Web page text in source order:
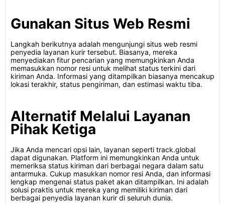
Gunakan Situs Web Resmi
Langkah berikutnya adalah mengunjungi situs web resmi
penyedia layanan kurir tersebut. Biasanya, mereka
menyediakan fitur pencarian yang memungkinkan Anda
memasukkan nomor resi untuk melihat status terkini dari
kiriman Anda. Informasi yang ditampilkan biasanya mencakup
lokasi terakhir, status pengiriman, dan estimasi waktu tiba.
Alternatif Melalui Layanan
Pihak Ketiga
Jika Anda mencari opsi lain, layanan seperti track.global
dapat digunakan. Platform ini memungkinkan Anda untuk
memeriksa status kiriman dari berbagai negara dalam satu
antarmuka. Cukup masukkan nomor resi Anda, dan informasi
lengkap mengenai status paket akan ditampilkan. Ini adalah
solusi praktis untuk mereka yang memiliki kiriman dari
berbagai penyedia layanan kurir di seluruh dunia.